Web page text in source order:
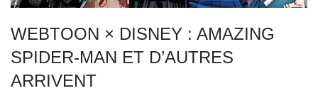
WEBTOON × DISNEY : AMAZING
SPIDER-MAN ET D’AUTRES
ARRIVENT